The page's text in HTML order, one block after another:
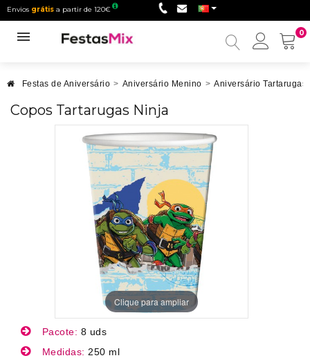
Envios grátis a partir de 120€
0
Minha
Festas de Aniversário > Aniversário Menino > Aniversário Tartarugas
Copos Tartarugas Ninja
Clique para ampliar
Pacote: 8 uds
Medidas: 250 ml